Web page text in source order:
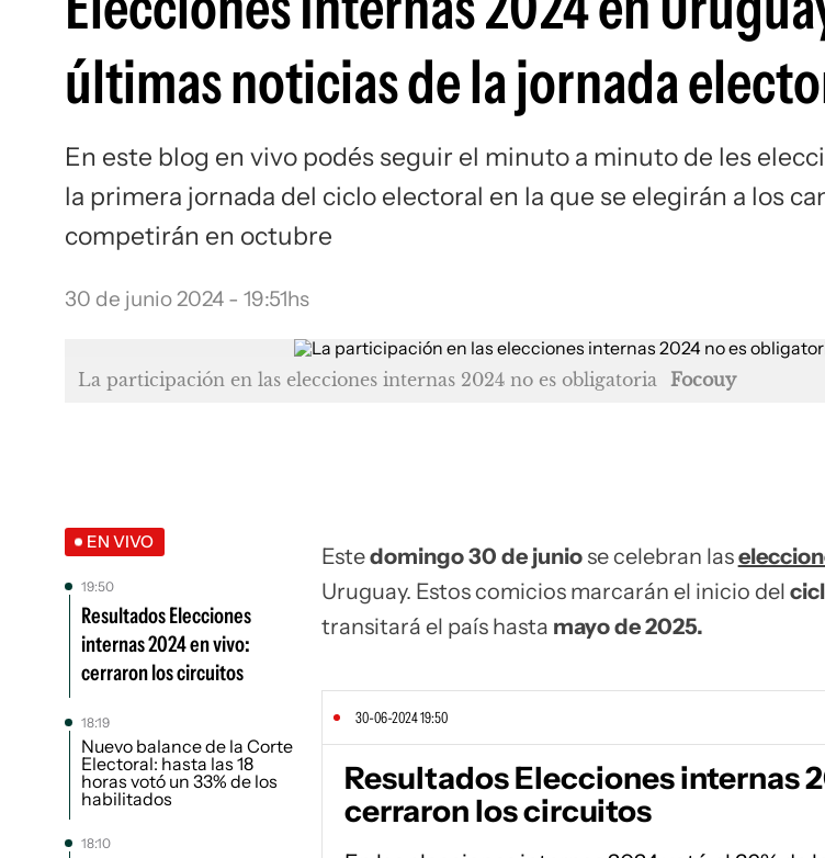
últimas noticias de la jornada
En este blog en vivo podés seguir el minuto a minuto de les
la primera jornada del ciclo electoral en la que se elegirán a los
competirán en octubre
30 de junio 2024 - 19:51hs
La participación en las elecciones internas 2024 no es obligatoria Focouy
EN VIVO
19:50
Resultados Elecciones
internas 2024 en vivo:
cerraron los circuitos
18:19
Nuevo balance de la Corte
Electoral: hasta las 18
horas votó un 33% de los
habilitados
18:10
Estedomingo 30 de juniose celebran las
Uruguay. Estos comicios marcarán el inicio del
transitará el país hasta mayo de 2025.
30-06-2024 19:50
Resultados Elecciones internas
cerraron los circuitos